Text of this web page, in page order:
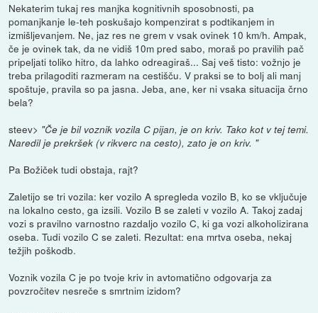
Nekaterim tukaj res manjka kognitivnih sposobnosti, pa
pomanjkanje le-teh poskušajo kompenzirat s podtikanjem in
izmišljevanjem. Ne, jaz res ne grem v vsak ovinek 10 km/h. Ampak,
če je ovinek tak, da ne vidiš 10m pred sabo, moraš po pravilih pač
pripeljati toliko hitro, da lahko odreagiraš... Saj veš tisto: vožnjo je
treba prilagoditi razmeram na cestišču. V praksi se to bolj ali manj
spoštuje, pravila so pa jasna. Jeba, ane, ker ni vsaka situacija črno
bela?
steev> "Če je bil voznik vozila C pijan, je on kriv. Tako kot v tej temi.
Naredil je prekršek (v rikverc na cesto), zato je on kriv. "
Pa Božiček tudi obstaja, rajt?
Zaletijo se tri vozila: ker vozilo A spregleda vozilo B, ko se vključuje
na lokalno cesto, ga izsili. Vozilo B se zaleti v vozilo A. Takoj zadaj
vozi s pravilno varnostno razdaljo vozilo C, ki ga vozi alkoholizirana
oseba. Tudi vozilo C se zaleti. Rezultat: ena mrtva oseba, nekaj
težjih poškodb.
Voznik vozila C je po tvoje kriv in avtomatično odgovarja za
povzročitev nesreče s smrtnim izidom?